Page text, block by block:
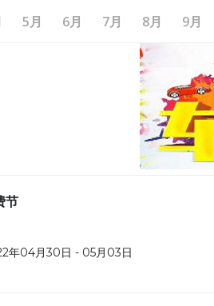
5月 6月 7月 8月 9月
节
年04月30日 - 05月03日